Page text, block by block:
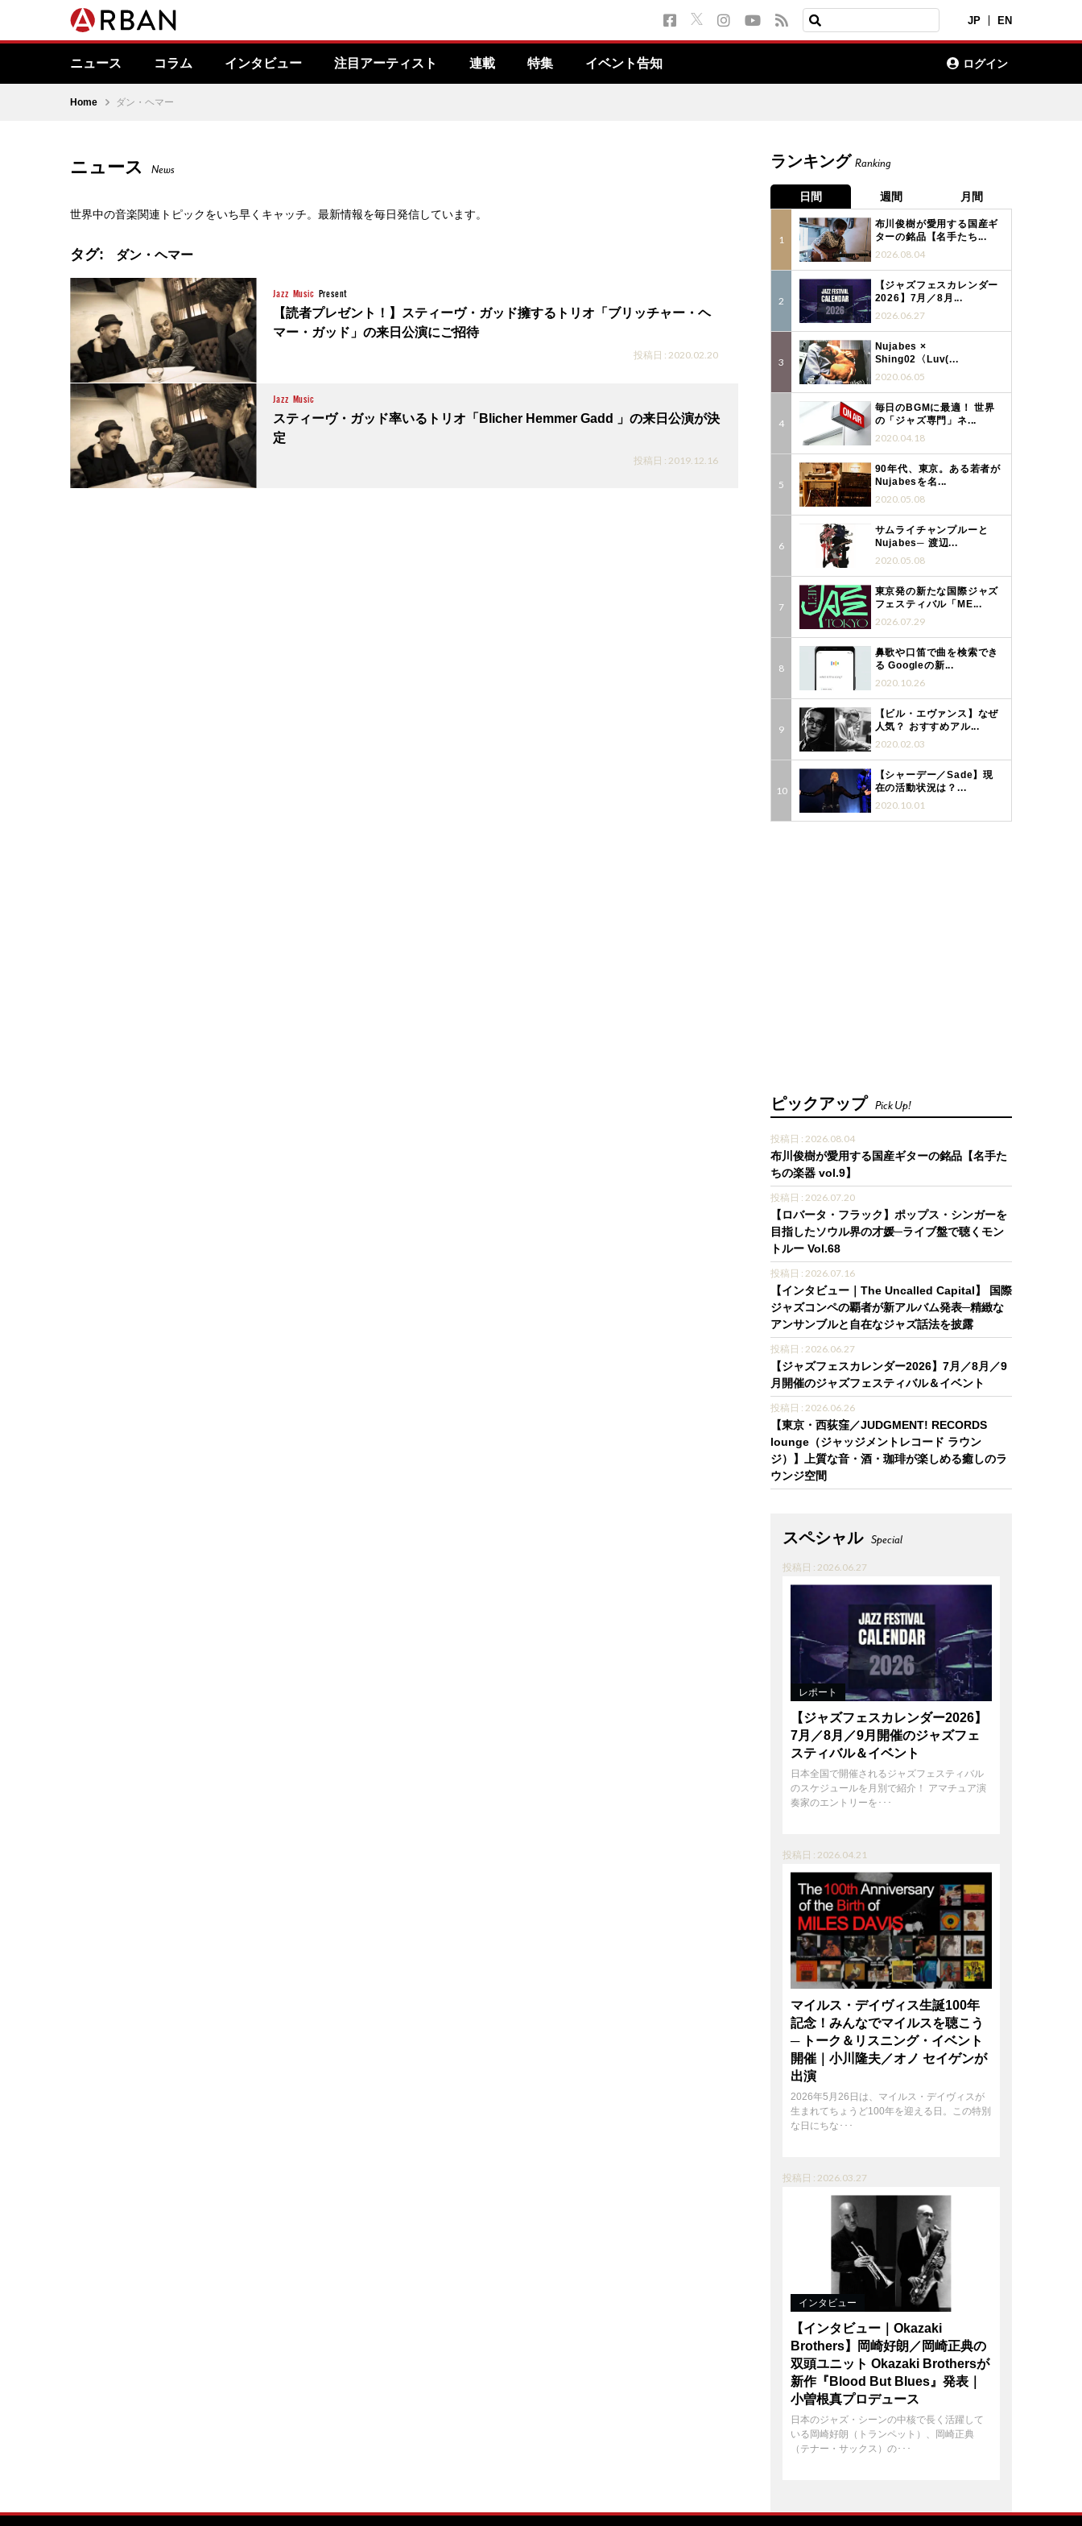
JP EN
ニュース コラム インタビュー 注目アーティスト 連載 特集 イベント告知 ログイン
Home ダン・ヘマー
ニュース News
世界中の音楽関連トピックをいち早くキャッチ。最新情報を毎日発信しています。
タグ: ダン・ヘマー
Jazz Music Present
【読者プレゼント！】スティーヴ・ガッド擁するトリオ「ブリッチャー・ヘ
マー・ガッド」の来日公演にご招待
投稿日 : 2020.02.20
Jazz Music
スティーヴ・ガッド率いるトリオ「Blicher Hemmer Gadd 」の来日公演が決
定
投稿日 : 2019.12.16
ランキング Ranking
日間 週間 月間
布川俊樹が愛用する国産ギ
ターの銘品【名手たち...
2026.08.04
【ジャズフェスカレンダー
2026】7月／8月...
2026.06.27
Nujabes ×
Shing02〈Luv(...
2020.06.05
毎日のBGMに最適！ 世界
の「ジャズ専門」ネ...
2020.04.18
90年代、東京。ある若者が
Nujabesを名...
2020.05.08
サムライチャンプルーと
Nujabes─ 渡辺...
2020.05.08
東京発の新たな国際ジャズ
フェスティバル「ME...
2026.07.29
鼻歌や口笛で曲を検索でき
る Googleの新...
2020.10.26
【ビル・エヴァンス】なぜ
人気？ おすすめアル...
2020.02.03
【シャーデー／Sade】現
在の活動状況は？...
2020.10.01
ピックアップ Pick Up!
投稿日 : 2026.08.04
布川俊樹が愛用する国産ギターの銘品【名手た
ちの楽器 vol.9】
投稿日 : 2026.07.20
【ロバータ・フラック】ポップス・シンガーを
目指したソウル界の才媛─ライブ盤で聴くモン
トルー Vol.68
投稿日 : 2026.07.16
【インタビュー｜The Uncalled Capital】 国際
ジャズコンペの覇者が新アルバム発表─精緻な
アンサンブルと自在なジャズ話法を披露
投稿日 : 2026.06.27
【ジャズフェスカレンダー2026】7月／8月／9
月開催のジャズフェスティバル＆イベント
投稿日 : 2026.06.26
【東京・西荻窪／JUDGMENT! RECORDS
lounge（ジャッジメントレコード ラウン
ジ）】上質な音・酒・珈琲が楽しめる癒しのラ
ウンジ空間
スペシャル Special
投稿日 : 2026.06.27
レポート
【ジャズフェスカレンダー2026】
7月／8月／9月開催のジャズフェ
スティバル＆イベント
日本全国で開催されるジャズフェスティバル
のスケジュールを月別で紹介！ アマチュア演
奏家のエントリーを･･･
投稿日 : 2026.04.21
マイルス・デイヴィス生誕100年
記念！みんなでマイルスを聴こう
─ トーク＆リスニング・イベント
開催｜小川隆夫／オノ セイゲンが
出演
2026年5月26日は、マイルス・デイヴィスが
生まれてちょうど100年を迎える日。この特別
な日にちな･･･
投稿日 : 2026.03.27
インタビュー
【インタビュー｜Okazaki
Brothers】岡崎好朗／岡崎正典の
双頭ユニット Okazaki Brothersが
新作『Blood But Blues』発表｜
小曽根真プロデュース
日本のジャズ・シーンの中核で長く活躍して
いる岡崎好朗（トランペット）、岡崎正典
（テナー・サックス）の･･･